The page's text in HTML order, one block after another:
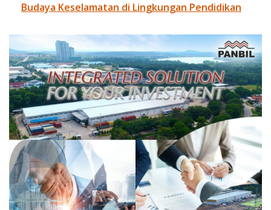
Budaya Keselamatan di Lingkungan Pendidikan